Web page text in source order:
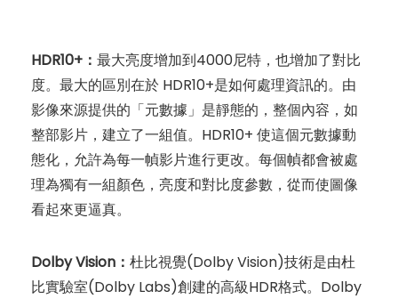
HDR10+： 最大亮度增加到4000尼特，也增加了對比
度。最大的區別在於 HDR10+是如何處理資訊的。由
影像來源提供的「元數據」是靜態的，整個內容，如
整部影片，建立了一組值。HDR10+ 使這個元數據動
態化，允許為每一幀影片進行更改。每個幀都會被處
理為獨有一組顏色，亮度和對比度參數，從而使圖像
看起來更逼真。
Dolby Vision： 杜比視覺(Dolby Vision)技術是由杜
比實驗室(Dolby Labs)創建的高級HDR格式。Dolby